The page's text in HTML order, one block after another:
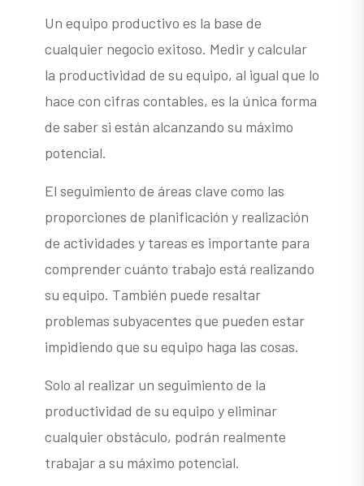
Un equipo productivo es la base de
cualquier negocio exitoso. Medir y calcular
la productividad de su equipo, al igual que lo
hace con cifras contables, es la única forma
de saber si están alcanzando su máximo
potencial.
El seguimiento de áreas clave como las
proporciones de planificación y realización
de actividades y tareas es importante para
comprender cuánto trabajo está realizando
su equipo. También puede resaltar
problemas subyacentes que pueden estar
impidiendo que su equipo haga las cosas.
Solo al realizar un seguimiento de la
productividad de su equipo y eliminar
cualquier obstáculo, podrán realmente
trabajar a su máximo potencial.